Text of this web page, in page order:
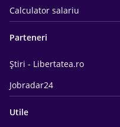
Calculator salariu
Parteneri
Știri - Libertatea.ro
Jobradar24
Utile